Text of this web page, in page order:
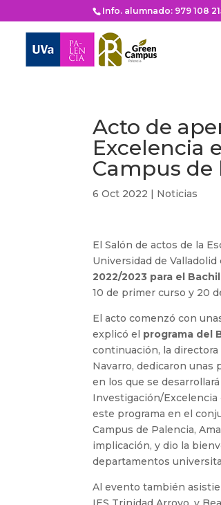
Info. alumnado: 979 108
Acto de
Excelencia
Campus de
6 Oct 2022 | Noticias
El Salón de actos de la
Universidad de
2022/2023 para el
10 de primer curso y 20
El acto comenzó con
explicó el programa del
continuación, la directora
Navarro, dedicaron unas
en los que se
Investigación/Excelencia
este programa en el
Campus de Palencia,
implicación, y dio la
departamentos
Al evento también